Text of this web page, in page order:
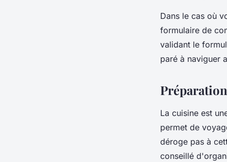
Dans le cas où
formulaire de
validant le
paré à naviguer
La cuisine est
permet de
déroge pas à
conseillé